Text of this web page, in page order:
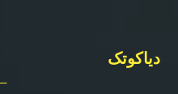
دیاکوتک